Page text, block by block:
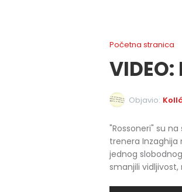
Početna stranica
Objavio:
"Rossoneri" su
trenera Inzaghija
jednog
smanjili